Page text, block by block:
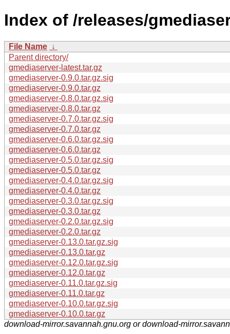
Index of /releases/
File Name ↓
Parent directory/
gmediaserver-latest.tar.gz
gmediaserver-0.9.0.tar.gz.sig
gmediaserver-0.9.0.tar.gz
gmediaserver-0.8.0.tar.gz.sig
gmediaserver-0.8.0.tar.gz
gmediaserver-0.7.0.tar.gz.sig
gmediaserver-0.7.0.tar.gz
gmediaserver-0.6.0.tar.gz.sig
gmediaserver-0.6.0.tar.gz
gmediaserver-0.5.0.tar.gz.sig
gmediaserver-0.5.0.tar.gz
gmediaserver-0.4.0.tar.gz.sig
gmediaserver-0.4.0.tar.gz
gmediaserver-0.3.0.tar.gz.sig
gmediaserver-0.3.0.tar.gz
gmediaserver-0.2.0.tar.gz.sig
gmediaserver-0.2.0.tar.gz
gmediaserver-0.13.0.tar.gz.sig
gmediaserver-0.13.0.tar.gz
gmediaserver-0.12.0.tar.gz.sig
gmediaserver-0.12.0.tar.gz
gmediaserver-0.11.0.tar.gz.sig
gmediaserver-0.11.0.tar.gz
gmediaserver-0.10.0.tar.gz.sig
gmediaserver-0.10.0.tar.gz
download-mirror.savannah.gnu.org or download-